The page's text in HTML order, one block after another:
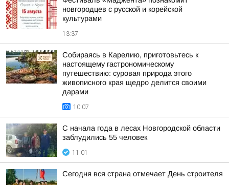
новгородцев с русской и корейской
культурами
13:37
Собираясь в Карелию, приготовьтесь к
настоящему гастрономическому
путешествию: суровая природа этого
живописного края щедро делится своими
дарами
10:07
С начала года в лесах Новгородской области
заблудились 55 человек
11:01
Сегодня вся страна отмечает День строителя